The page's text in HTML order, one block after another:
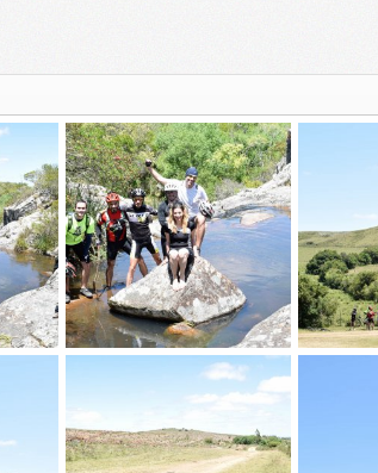
_DSC0342
7 Dic 2015
_DSC0341